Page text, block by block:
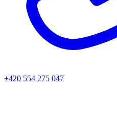
+420 554 275 047